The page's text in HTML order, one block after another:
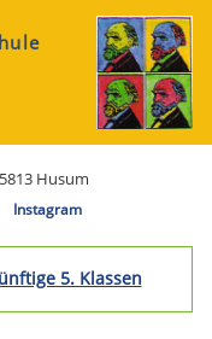
Husum
Instagram
5. Klassen